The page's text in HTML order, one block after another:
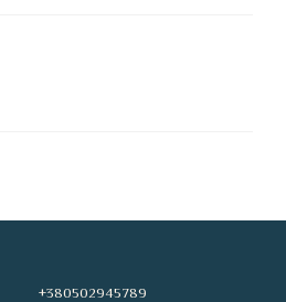
+380502945789